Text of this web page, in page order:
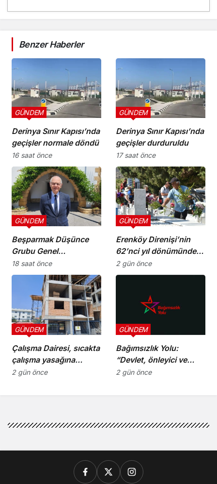
Benzer Haberler
Derinya Sınır Kapısı’nda
geçişler normale döndü
GÜNDEM
16 saat önce
Derinya Sınır Kapısı’nda
geçişler durduruldu
GÜNDEM
17 saat önce
Beşparmak Düşünce
Grubu Genel
Koordinatörü M. Ergün
Olgun oldu
GÜNDEM
18 saat önce
Erenköy Direnişi’nin
62’nci yıl dönümünde
şehitler törenle anıldı
GÜNDEM
2 gün önce
Çalışma Dairesi, sıcakta
çalışma yasağına
uymayan 19 iş yerine
GÜNDEM
2 gün önce
Bağımsızlık Yolu:
“Devlet, önleyici ve
koruyucu
GÜNDEM
2 gün önce